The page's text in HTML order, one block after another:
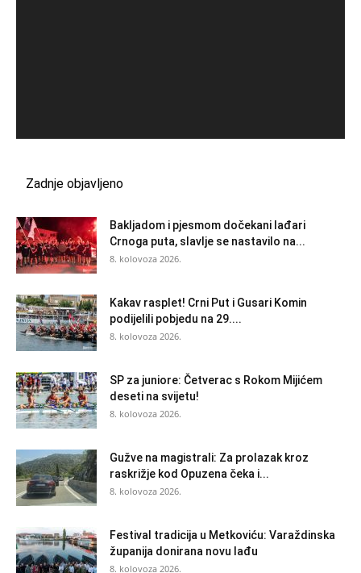
Zadnje objavljeno
Bakljadom i pjesmom dočekani lađari
Crnoga puta, slavlje se nastavilo na...
8. kolovoza 2026.
Kakav rasplet! Crni Put i Gusari Komin
podijelili pobjedu na 29....
8. kolovoza 2026.
SP za juniore: Četverac s Rokom Mijićem
deseti na svijetu!
8. kolovoza 2026.
Gužve na magistrali: Za prolazak kroz
raskrižje kod Opuzena čeka i...
8. kolovoza 2026.
Festival tradicija u Metkoviću: Varaždinska
županija donirana novu lađu
8. kolovoza 2026.